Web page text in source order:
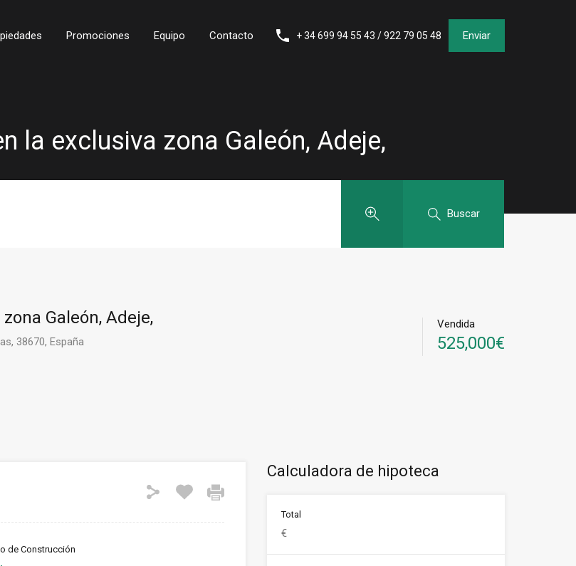
Promociones Equipo Contacto + 34 699 94 55 43 / 922 79 05 48 Enviar
la exclusiva zona Galeón, Adeje,
Buscar
Galeón, Adeje,
38670, España
Vendida
525,000€
de Construcción
Calculadora de hipoteca
Total